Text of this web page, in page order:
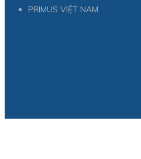
PRIMUS VIỆT NAM